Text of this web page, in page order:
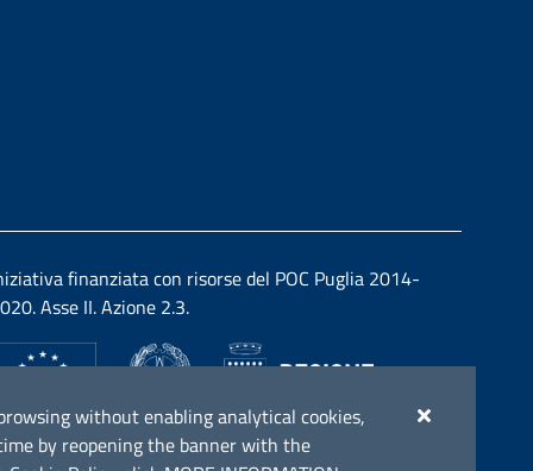
without enabling analytical cookies,
by reopening the banner with the
finanziata con risorse del POC Puglia 2014-
Asse II. Azione 2.3.